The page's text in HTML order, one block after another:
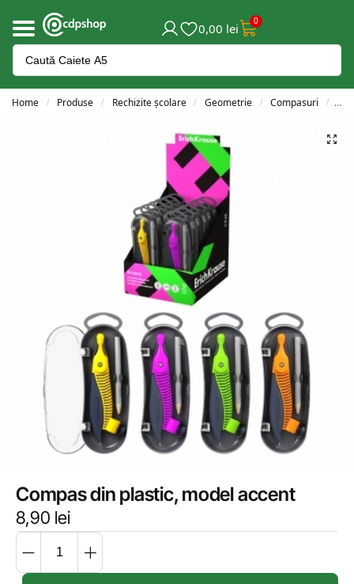
0,00 lei 0
Home / Produse / Rechizite școlare / Geometrie / Compasuri /
Compas din plastic, model accent
8,90 lei